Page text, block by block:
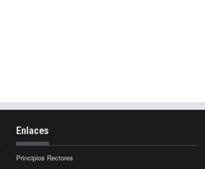
Enlaces
Principios Rectores